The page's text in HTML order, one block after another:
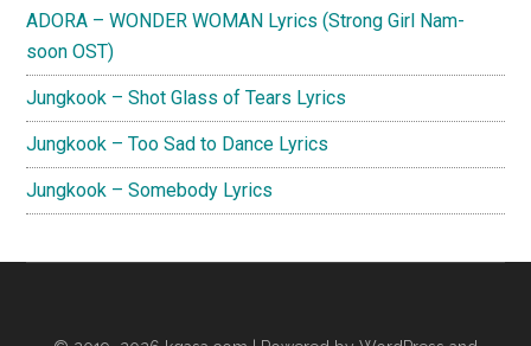
ADORA – WONDER WOMAN Lyrics (Strong Girl Nam-
soon OST)
Jungkook – Shot Glass of Tears Lyrics
Jungkook – Too Sad to Dance Lyrics
Jungkook – Somebody Lyrics